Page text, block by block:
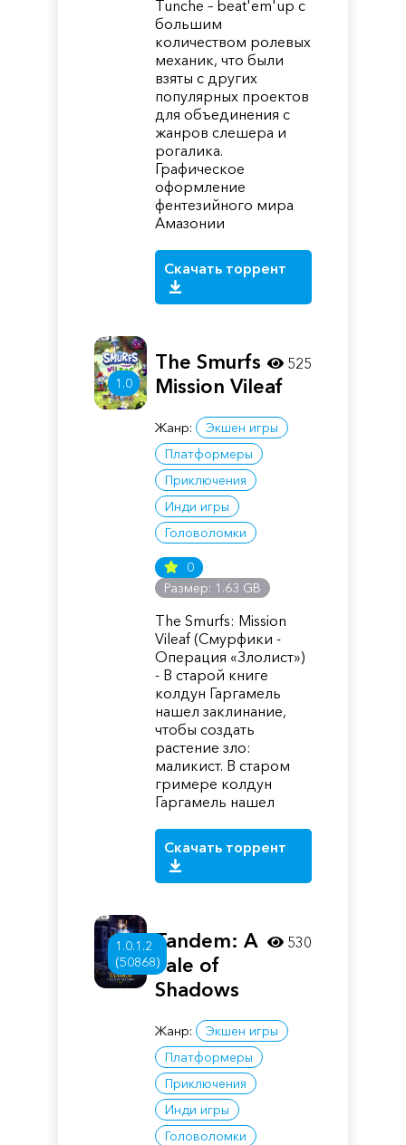
Tunche – beat'em'up с
большим
количеством ролевых
механик, что были
взяты с других
популярных проектов
для объединения с
жанров слешера и
рогалика.
Графическое
оформление
фентезийного мира
Амазонии
Скачать торрент
1.0
The Smurfs -
Mission Vileaf
Жанр:
Экшен игры
Платформеры
Приключения
Инди игры
Головоломки
0
Размер: 1.63 GB
The Smurfs: Mission
Vileaf (Смурфики -
Операция «Злолист»)
- В старой книге
колдун Гаргамель
нашел заклинание,
чтобы создать
растение зло:
маликист. В старом
гримере колдун
Гаргамель нашел
Скачать торрент
525
1.0.1.2
(50868)
Tandem: A
Tale of
Shadows
Жанр:
Экшен игры
Платформеры
Приключения
Инди игры
Головоломки
530